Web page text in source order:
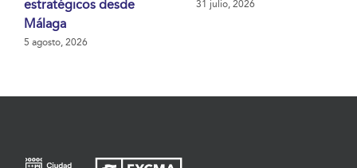
estratégicos desde
Málaga
5 agosto, 2026
31 julio, 2026